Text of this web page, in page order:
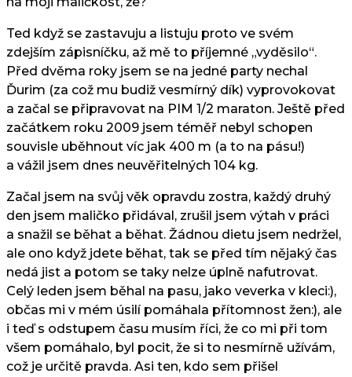
Ted když se zastavuju a listuju proto ve svém
zdejším zápisníčku, až mě to příjemné „vyděsilo“.
Před dvěma roky jsem se na jedné party nechal
Ďurim (za což mu budiž vesmírný dík) vyprovokovat
a začal se připravovat na PIM 1/2 maraton. Ještě před
začátkem roku 2009 jsem téměř nebyl schopen
souvisle uběhnout víc jak 400 m (a to na pásu!)
a vážil jsem dnes neuvěřitelných 104 kg.
Začal jsem na svůj věk opravdu zostra, každý druhý
den jsem maličko přidával, zrušil jsem výtah v práci
a snažil se běhat a běhat. Žádnou dietu jsem nedržel,
ale ono když jdete běhat, tak se před tím nějaký čas
nedá jist a potom se taky nelze úplně nafutrovat.
Celý leden jsem běhal na pasu, jako veverka v kleci:),
občas mi v mém úsilí pomáhala přítomnost žen:), ale
i teď s odstupem času musím říci, že co mi při tom
všem pomáhalo, byl pocit, že si to nesmírně užívám,
což je určitě pravda. Asi ten, kdo sem přišel